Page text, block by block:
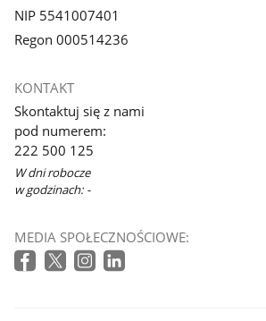
NIP 5541007401
Regon 000514236
KONTAKT
Skontaktuj się z nami
pod numerem:
222 500 125
W dni robocze
w godzinach: -
MEDIA SPOŁECZNOŚCIOWE: